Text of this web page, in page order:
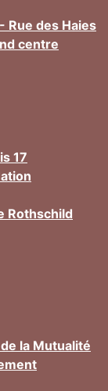
Rue des Haies
centre
17
Rothschild
la Mutualité